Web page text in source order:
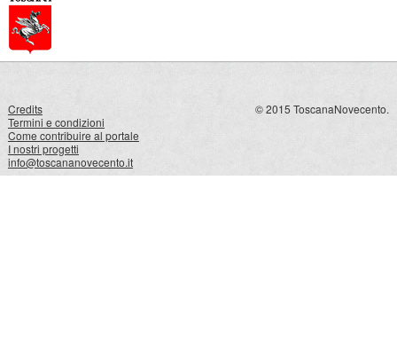
Credits
Termini e condizioni
Come contribuire al portale
I nostri progetti
info@toscananovecento.it
© 2015 ToscanaNovecento.